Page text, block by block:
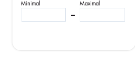
Minimal
–
Maximal